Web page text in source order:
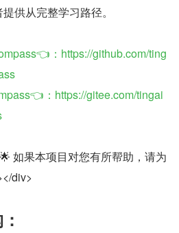
供从完整学习路径。
：https://github.com/ting
：https://gitee.com/tingai
如果本项目对您有所帮助，请为
div>